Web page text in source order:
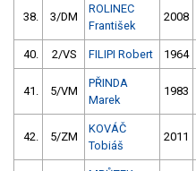
38. 3/DM
ROLINEC
František
2008
40. 2/VS FILIPI Robert 1964
41. 5/VM
PŘINDA
Marek
1983
42. 5/ZM
KOVÁČ
Tobiáš
2011